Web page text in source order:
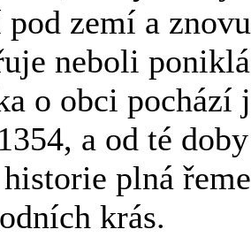
zemí a
neboli
o obci pochází
a od té
historie plná
krás.